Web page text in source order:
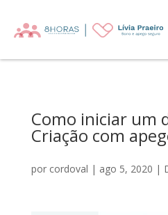
Como iniciar um
Criação com
por cordoval | ago 5, 2020 |